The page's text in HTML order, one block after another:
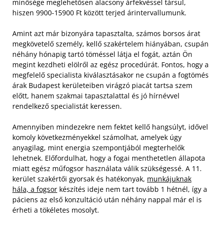
minősége meglehetősen alacsony árfekvéssel társul,
hiszen 9900-15900 Ft között terjed árintervallumunk.
Amint azt már bizonyára tapasztalta, számos borsos árat
megkövetelő személy, kellő szakértelem hiányában, csupán
néhány hónapig tartó töméssel látja el fogát, aztán Ön
megint kezdheti elölről az egész procedúrát. Fontos, hogy a
megfelelő specialista kiválasztásakor ne csupán a fogtömés
árak Budapest kerületeiben virágzó piacát tartsa szem
előtt, hanem szakmai tapasztalattal és jó hírnévvel
rendelkező specialistát keressen.
Amennyiben mindezekre nem fektet kellő hangsúlyt, idővel
komoly következményekkel számolhat, amelyek úgy
anyagilag, mint energia szempontjából megterhelők
lehetnek. Előfordulhat, hogy a fogai menthetetlen állapota
miatt egész műfogsor használata válik szükségessé. A 11.
kerület szakértői gyorsak és hatékonyak, munkájuknak
hála, a fogsor készítés ideje nem tart tovább 1 hétnél, így a
páciens az első konzultáció után néhány nappal már el is
érheti a tökéletes mosolyt.